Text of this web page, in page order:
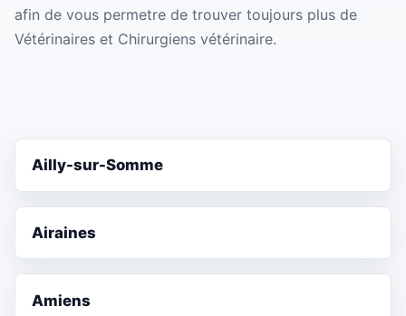
afin de vous permetre de trouver toujours plus de
Vétérinaires et Chirurgiens vétérinaire.
Ailly-sur-Somme
Airaines
Amiens